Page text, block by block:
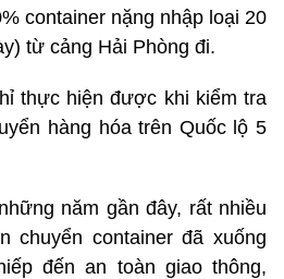
container nặng nhập loại 20
từ cảng Hải Phòng đi.
thực hiện được khi kiểm tra
hàng hóa trên Quốc lộ 5
năm gần đây, rất nhiều
chuyển container đã xuống
đến an toàn giao thông,